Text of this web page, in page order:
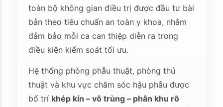
toàn bộ không gian điều trị được đầu tư bài
bản theo tiêu chuẩn an toàn y khoa, nhằm
đảm bảo mỗi ca can thiệp diễn ra trong
điều kiện kiểm soát tối ưu.
Hệ thống phòng phẫu thuật, phòng thủ
thuật và khu vực chăm sóc hậu phẫu được
bố trí khép kín – vô trùng – phân khu rõ